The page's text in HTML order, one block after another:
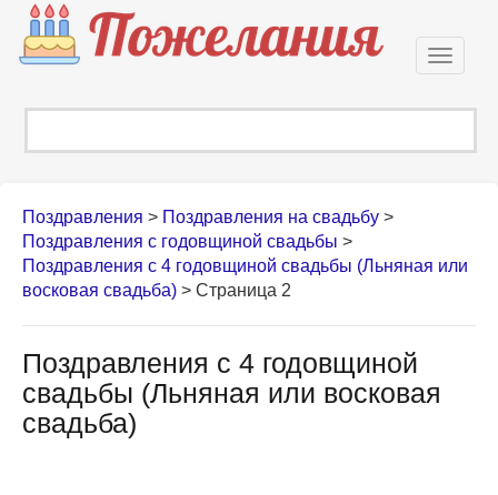
Поздравления > Поздравления на свадьбу >
Поздравления с годовщиной свадьбы >
Поздравления с 4 годовщиной свадьбы (Льняная или
восковая свадьба) > Страница 2
Поздравления с 4 годовщиной
свадьбы (Льняная или восковая
свадьба)